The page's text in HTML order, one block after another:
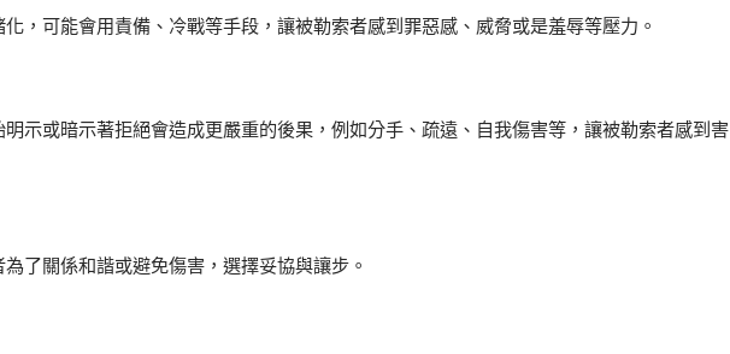
，可能會用責備、冷戰等手段，讓被勒索者感到罪惡感、威脅或是羞辱等壓力。
示或暗示著拒絕會造成更嚴重的後果，例如分手、疏遠、自我傷害等，讓被勒索者感到害
了關係和諧或避免傷害，選擇妥協與讓步。